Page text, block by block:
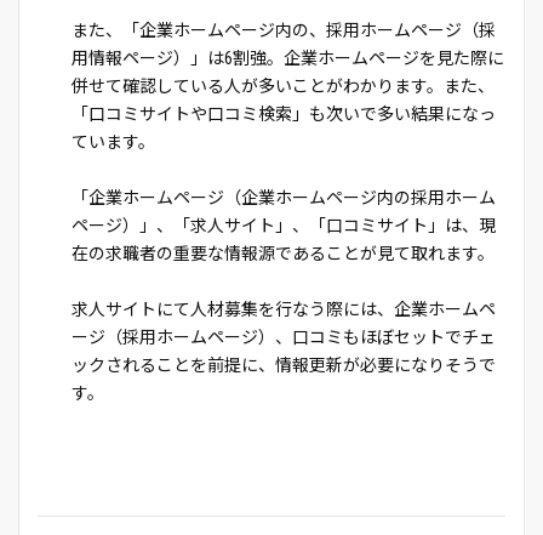
また、「企業ホームページ内の、採用ホームページ（採
用情報ページ）」は6割強。企業ホームページを見た際に
併せて確認している人が多いことがわかります。また、
「口コミサイトや口コミ検索」も次いで多い結果になっ
ています。
「企業ホームページ（企業ホームページ内の採用ホーム
ページ）」、「求人サイト」、「口コミサイト」は、現
在の求職者の重要な情報源であることが見て取れます。
求人サイトにて人材募集を行なう際には、企業ホームペ
ージ（採用ホームページ）、口コミもほぼセットでチェ
ックされることを前提に、情報更新が必要になりそうで
す。